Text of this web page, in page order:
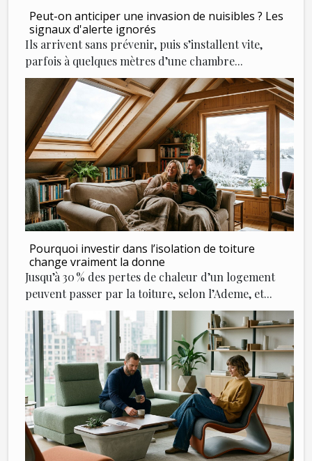
Peut-on anticiper une invasion de nuisibles ? Les
signaux d'alerte ignorés
Ils arrivent sans prévenir, puis s’installent vite,
parfois à quelques mètres d’une chambre...
Pourquoi investir dans l’isolation de toiture
change vraiment la donne
Jusqu’à 30 % des pertes de chaleur d’un logement
peuvent passer par la toiture, selon l’Ademe, et...